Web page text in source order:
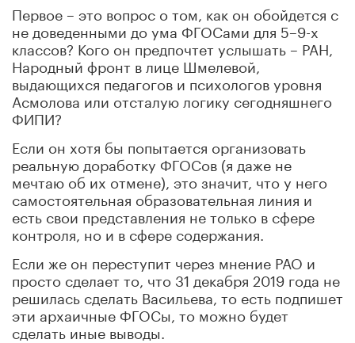
Первое – это вопрос о том, как он обойдется с
не доведенными до ума ФГОСами для 5–9-х
классов? Кого он предпочтет услышать – РАН,
Народный фронт в лице Шмелевой,
выдающихся педагогов и психологов уровня
Асмолова или отсталую логику сегодняшнего
ФИПИ?
Если он хотя бы попытается организовать
реальную доработку ФГОСов (я даже не
мечтаю об их отмене), это значит, что у него
самостоятельная образовательная линия и
есть свои представления не только в сфере
контроля, но и в сфере содержания.
Если же он переступит через мнение РАО и
просто сделает то, что 31 декабря 2019 года не
решилась сделать Васильева, то есть подпишет
эти архаичные ФГОСы, то можно будет
сделать иные выводы.